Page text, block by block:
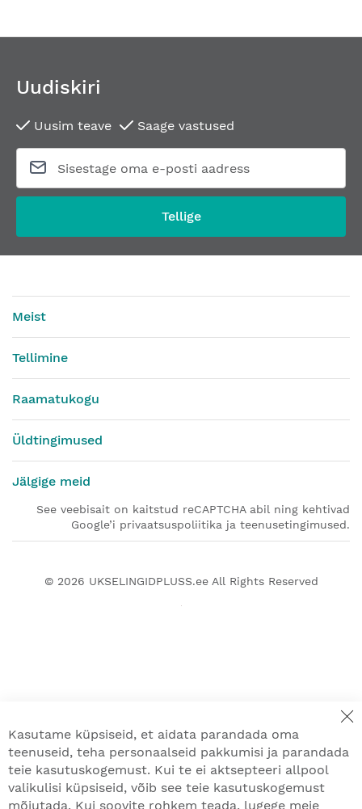
Uudiskiri
Uusim teave Saage vastused
Tellige
Meist
Tellimine
Raamatukogu
Üldtingimused
Jälgige meid
See veebisait on kaitstud reCAPTCHA abil ning kehtivad
Google’i privaatsuspoliitika ja teenusetingimused.
© 2026 UKSELINGIDPLUSS.eeAll Rights Reserved
Kasutame küpsiseid, et aidata parandada oma
teenuseid, teha personaalseid pakkumisi ja parandada
teie kasutuskogemust. Kui te ei aktsepteeri allpool
valikulisi küpsiseid, võib see teie kasutuskogemust
mõjutada. Kui soovite rohkem teada, lugege meie